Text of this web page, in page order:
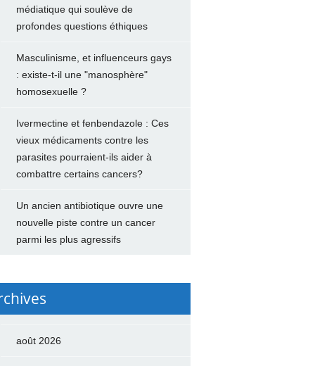
médiatique qui soulève de
profondes questions éthiques
Masculinisme, et influenceurs gays
: existe-t-il une "manosphère"
homosexuelle ?
Ivermectine et fenbendazole : Ces
vieux médicaments contre les
parasites pourraient-ils aider à
combattre certains cancers?
Un ancien antibiotique ouvre une
nouvelle piste contre un cancer
parmi les plus agressifs
août 2026